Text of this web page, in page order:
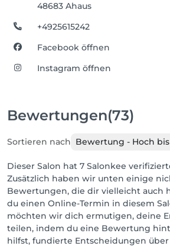
48683 Ahaus
+4925615242
Facebook öffnen
Instagram öffnen
Bewertungen(73)
Sortieren nach Bewertung - Hoch
Dieser Salon hat 7 Salonkee
Zusätzlich haben wir unten einige
Bewertungen, die dir vielleicht auch
du einen Online-Termin in diesem
möchten wir dich ermutigen, deine
teilen, indem du eine Bewertung
hilfst, fundierte Entscheidungen